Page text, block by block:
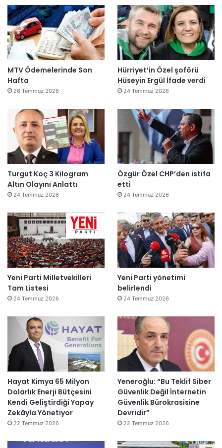
MTV Ödemelerinde Son
Hafta
26 Temmuz 2026
Hürriyet’in Özel şoförü
Hüseyin Ergül İfade verdi
24 Temmuz 2026
Turgut Koç 3 Kilogram
Altın Olayını Anlattı
24 Temmuz 2026
Özgür Özel CHP’den istifa
etti
24 Temmuz 2026
Yeni Parti Milletvekilleri
Tam Listesi
24 Temmuz 2026
Yeni Parti yönetimi
belirlendi
24 Temmuz 2026
Hayat Kimya 65 Milyon
Dolarlık Enerji Bütçesini
Kendi Geliştirdiği Yapay
Zekâyla Yönetiyor
22 Temmuz 2026
Yeneroğlu: “Bu Teklif Siber
Güvenlik Değil İnternetin
Güvenlik Bürokrasisine
Devridir”
22 Temmuz 2026